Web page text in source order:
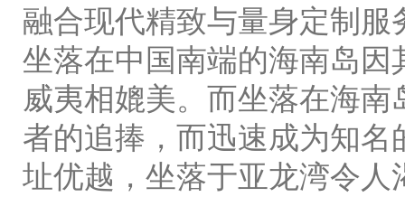
融合现代精致与量身定制服
坐落在中国南端的海南岛
威夷相媲美。而坐落在海
者的追捧，而迅速成为知
址优越，坐落于亚龙湾令